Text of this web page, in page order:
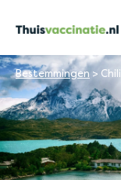
Bestemmingen > Chili